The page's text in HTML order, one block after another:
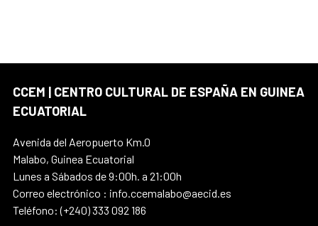
CCEM | CENTRO CULTURAL DE ESPAÑA EN GUINEA
ECUATORIAL
Avenida del Aeropuerto Km.0
Malabo, Guinea Ecuatorial
Lunes a Sábados de 9:00h. a 21:00h
Correo electrónico : info.ccemalabo@aecid.es
Teléfono: (+240) 333 092 186